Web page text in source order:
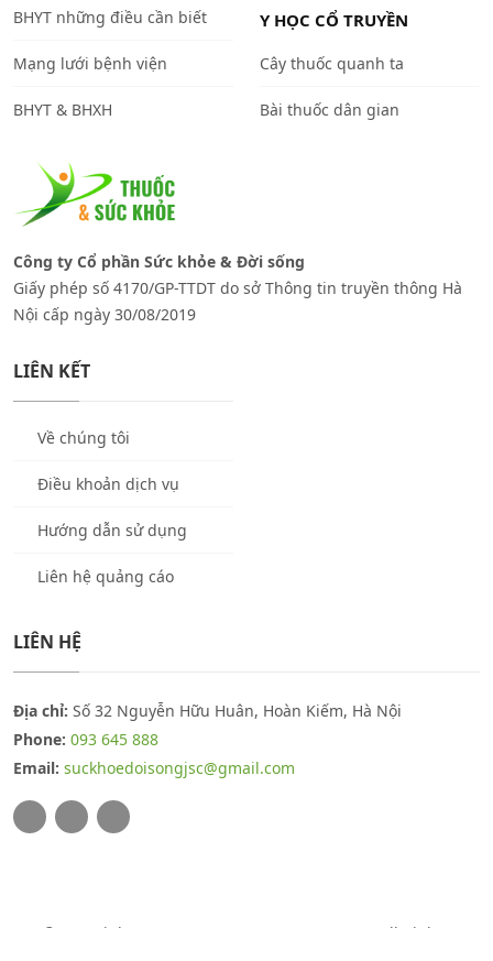
BHYT những điều cần biết
Mạng lưới bệnh viện
BHYT & BHXH
Y HỌC CỔ TRUYỀN
Cây thuốc quanh ta
Bài thuốc dân gian
Công ty Cổ phần Sức khỏe & Đời sống
Giấy phép số 4170/GP-TTDT do sở Thông tin truyền thông Hà
Nội cấp ngày 30/08/2019
LIÊN KẾT
Về chúng tôi
Điều khoản dịch vụ
Hướng dẫn sử dụng
Liên hệ quảng cáo
LIÊN HỆ
Địa chỉ: Số 32 Nguyễn Hữu Huân, Hoàn Kiếm, Hà Nội
Phone: 093 645 888
Email: suckhoedoisongjsc@gmail.com
© Copyright 2026
. All Rights